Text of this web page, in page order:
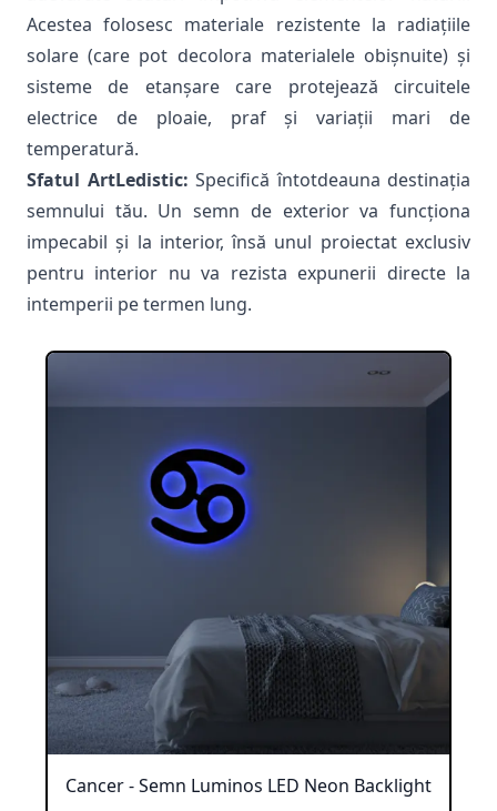
Acestea folosesc materiale rezistente la radiațiile
solare (care pot decolora materialele obișnuite) și
sisteme de etanșare care protejează circuitele
electrice de ploaie, praf și variații mari de
temperatură.
Sfatul ArtLedistic: Specifică întotdeauna destinația
semnului tău. Un semn de exterior va funcționa
impecabil și la interior, însă unul proiectat exclusiv
pentru interior nu va rezista expunerii directe la
intemperii pe termen lung.
Cancer - Semn Luminos LED Neon Backlight